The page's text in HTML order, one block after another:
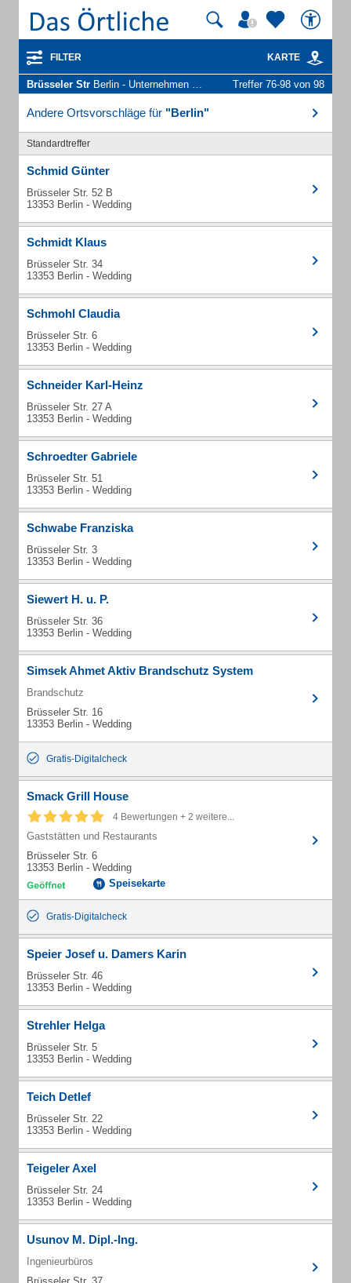
FILTER KARTE
Brüsseler Str Berlin - Unternehmen und Personen Treffer 76-98 von 98
Andere Ortsvorschläge für "Berlin"
Standardtreffer
Schmid Günter
Brüsseler Str. 52 B
13353 Berlin - Wedding
Schmidt Klaus
Brüsseler Str. 34
13353 Berlin - Wedding
Schmohl Claudia
Brüsseler Str. 6
13353 Berlin - Wedding
Schneider Karl-Heinz
Brüsseler Str. 27 A
13353 Berlin - Wedding
Schroedter Gabriele
Brüsseler Str. 51
13353 Berlin - Wedding
Schwabe Franziska
Brüsseler Str. 3
13353 Berlin - Wedding
Siewert H. u. P.
Brüsseler Str. 36
13353 Berlin - Wedding
Simsek Ahmet Aktiv Brandschutz System
Brandschutz
Brüsseler Str. 16
13353 Berlin - Wedding
Gratis-Digitalcheck
Smack Grill House
4 Bewertungen + 2 weitere...
Gaststätten und Restaurants
Brüsseler Str. 6
13353 Berlin - Wedding
Speisekarte
Gratis-Digitalcheck
Speier Josef u. Damers Karin
Brüsseler Str. 46
13353 Berlin - Wedding
Strehler Helga
Brüsseler Str. 5
13353 Berlin - Wedding
Teich Detlef
Brüsseler Str. 22
13353 Berlin - Wedding
Teigeler Axel
Brüsseler Str. 24
13353 Berlin - Wedding
Usunov M. Dipl.-Ing.
Ingenieurbüros